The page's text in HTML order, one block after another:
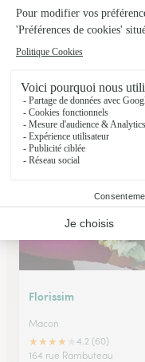
★★ ★★★4.7 (25)
162, rue de la République
Voir la boutique
Florissim
Macon
★★★★
4.2 (60)
164 rue Rambuteau